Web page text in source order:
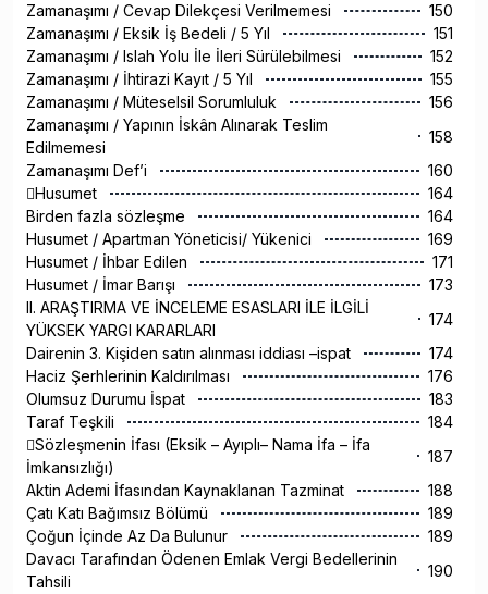
Zamanaşımı / Cevap Dilekçesi Verilmemesi
150
Zamanaşımı / Eksik İş Bedeli / 5 Yıl
151
Zamanaşımı / Islah Yolu İle İleri Sürülebilmesi
152
Zamanaşımı / İhtirazi Kayıt / 5 Yıl
155
Zamanaşımı / Müteselsil Sorumluluk
156
Zamanaşımı / Yapının İskân Alınarak Teslim
Edilmemesi
158
Zamanaşımı Def’i
160
Husumet
164
Birden fazla sözleşme
164
Husumet / Apartman Yöneticisi/ Yükenici
169
Husumet / İhbar Edilen
171
Husumet / İmar Barışı
173
II. ARAŞTIRMA VE İNCELEME ESASLARI İLE İLGİLİ
YÜKSEK YARGI KARARLARI
174
Dairenin 3. Kişiden satın alınması iddiası –ispat
174
Haciz Şerhlerinin Kaldırılması
176
Olumsuz Durumu İspat
183
Taraf Teşkili
184
Sözleşmenin İfası (Eksik – Ayıplı– Nama İfa – İfa
İmkansızlığı)
187
Aktin Ademi İfasından Kaynaklanan Tazminat
188
Çatı Katı Bağımsız Bölümü
189
Çoğun İçinde Az Da Bulunur
189
Davacı Tarafından Ödenen Emlak Vergi Bedellerinin
Tahsili
190